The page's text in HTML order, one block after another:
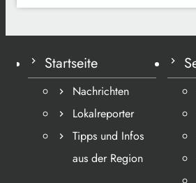
Startseite
Nachrichten
Lokalreporter
Tipps und Infos
aus der Region